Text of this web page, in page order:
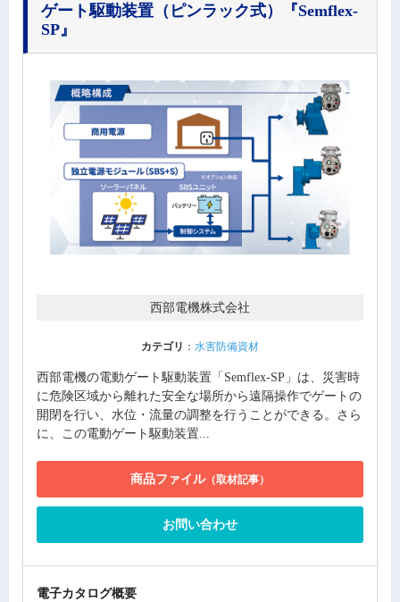
ゲート駆動装置（ピンラック式）
『Semflex-
SP』
西部電機株式会社
カテゴリ ： 水害防備資材
西部電機の電動ゲート駆動装置「Semflex-SP」は、災害時
に危険区域から離れた安全な場所から遠隔操作でゲートの
開閉を行い、水位・流量の調整を行うことができる。さら
に、この電動ゲート駆動装置...
商品ファイル（取材記事）
お問い合わせ
電子カタログ概要